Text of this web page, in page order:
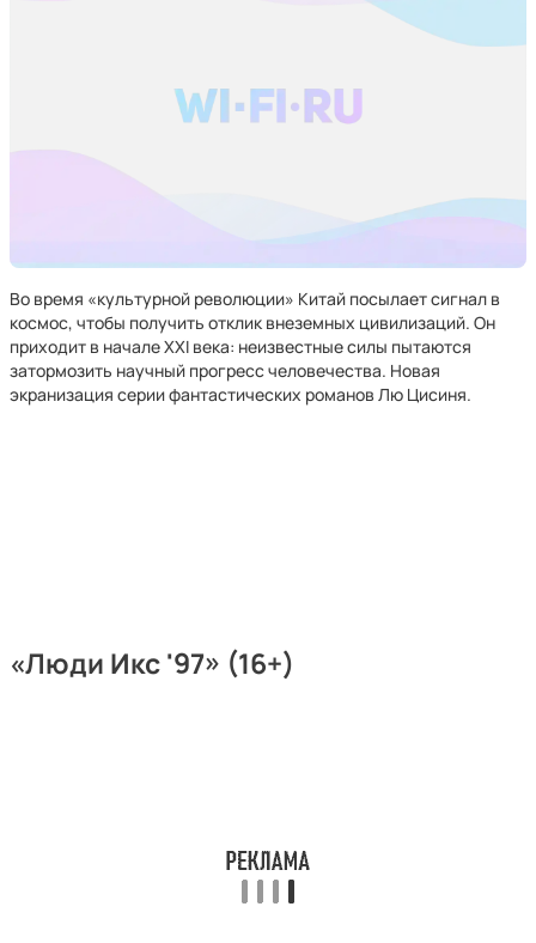
Во время «культурной революции» Китай посылает сигнал в
космос, чтобы получить отклик внеземных цивилизаций. Он
приходит в начале XXI века: неизвестные силы пытаются
затормозить научный прогресс человечества. Новая
экранизация серии фантастических романов Лю Цисиня.
«Люди Икс '97» (16+)